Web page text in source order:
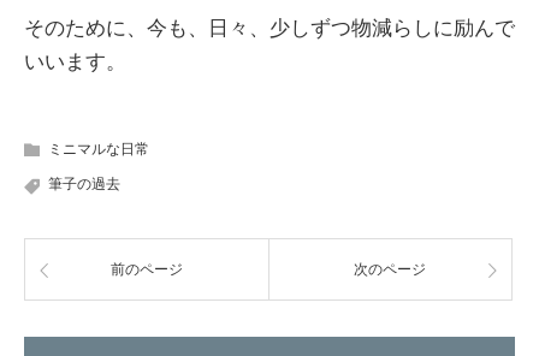
そのために、今も、日々、少しずつ物減らしに励んで
いいます。
ミニマルな日常
筆子の過去
前のページ 次のページ